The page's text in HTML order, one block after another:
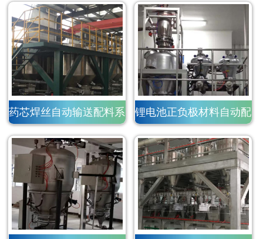
药芯焊丝自动输送配料系
统
锂电池正负极材料自动配
料系统